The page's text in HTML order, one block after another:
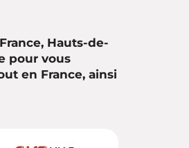
Hauts-de-
pour vous
en France, ainsi